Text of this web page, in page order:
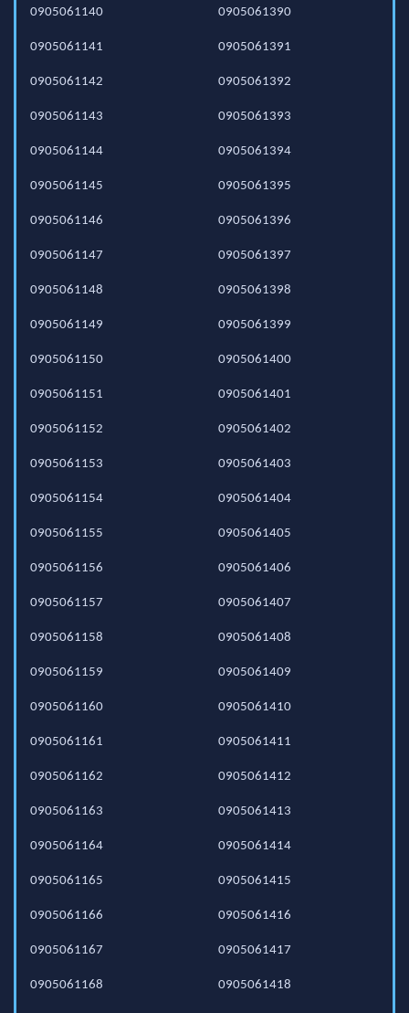
0905061140
0905061141
0905061142
0905061143
0905061144
0905061145
0905061146
0905061147
0905061148
0905061149
0905061150
0905061151
0905061152
0905061153
0905061154
0905061155
0905061156
0905061157
0905061158
0905061159
0905061160
0905061161
0905061162
0905061163
0905061164
0905061165
0905061166
0905061167
0905061168
0905061390
0905061391
0905061392
0905061393
0905061394
0905061395
0905061396
0905061397
0905061398
0905061399
0905061400
0905061401
0905061402
0905061403
0905061404
0905061405
0905061406
0905061407
0905061408
0905061409
0905061410
0905061411
0905061412
0905061413
0905061414
0905061415
0905061416
0905061417
0905061418